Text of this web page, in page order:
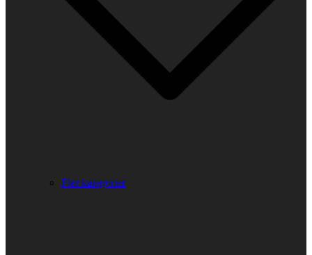
Fler kategorier